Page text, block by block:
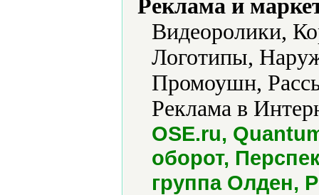
Реклама и
Видеоролики,
Логотипы,
Промоушн,
Реклама в
OSE.ru,
оборот,
группа Олден,